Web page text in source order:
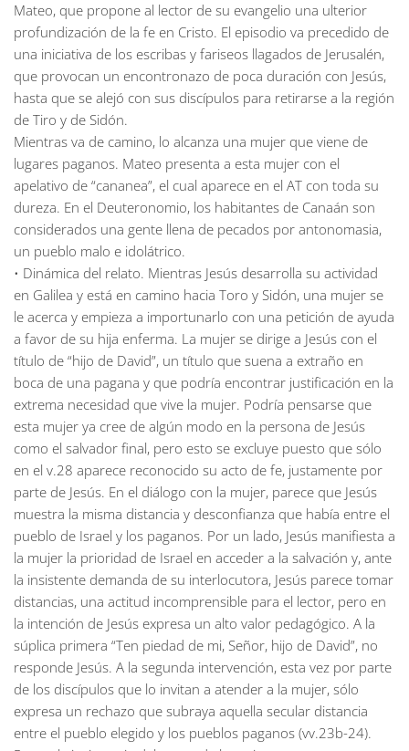
Mateo, que propone al lector de su evangelio una ulterior
profundización de la fe en Cristo. El episodio va precedido de
una iniciativa de los escribas y fariseos llagados de Jerusalén,
que provocan un encontronazo de poca duración con Jesús,
hasta que se alejó con sus discípulos para retirarse a la región
de Tiro y de Sidón.
Mientras va de camino, lo alcanza una mujer que viene de
lugares paganos. Mateo presenta a esta mujer con el
apelativo de “cananea”, el cual aparece en el AT con toda su
dureza. En el Deuteronomio, los habitantes de Canaán son
considerados una gente llena de pecados por antonomasia,
un pueblo malo e idolátrico.
• Dinámica del relato. Mientras Jesús desarrolla su actividad
en Galilea y está en camino hacia Toro y Sidón, una mujer se
le acerca y empieza a importunarlo con una petición de ayuda
a favor de su hija enferma. La mujer se dirige a Jesús con el
título de “hijo de David”, un título que suena a extraño en
boca de una pagana y que podría encontrar justificación en la
extrema necesidad que vive la mujer. Podría pensarse que
esta mujer ya cree de algún modo en la persona de Jesús
como el salvador final, pero esto se excluye puesto que sólo
en el v.28 aparece reconocido su acto de fe, justamente por
parte de Jesús. En el diálogo con la mujer, parece que Jesús
muestra la misma distancia y desconfianza que había entre el
pueblo de Israel y los paganos. Por un lado, Jesús manifiesta a
la mujer la prioridad de Israel en acceder a la salvación y, ante
la insistente demanda de su interlocutora, Jesús parece tomar
distancias, una actitud incomprensible para el lector, pero en
la intención de Jesús expresa un alto valor pedagógico. A la
súplica primera “Ten piedad de mi, Señor, hijo de David”, no
responde Jesús. A la segunda intervención, esta vez por parte
de los discípulos que lo invitan a atender a la mujer, sólo
expresa un rechazo que subraya aquella secular distancia
entre el pueblo elegido y los pueblos paganos (vv.23b-24).